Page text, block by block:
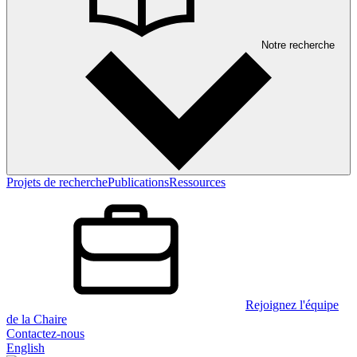
Notre recherche
Projets de recherchePublicationsRessources
Rejoignez l'équipe
de la Chaire
Contactez-nous
English